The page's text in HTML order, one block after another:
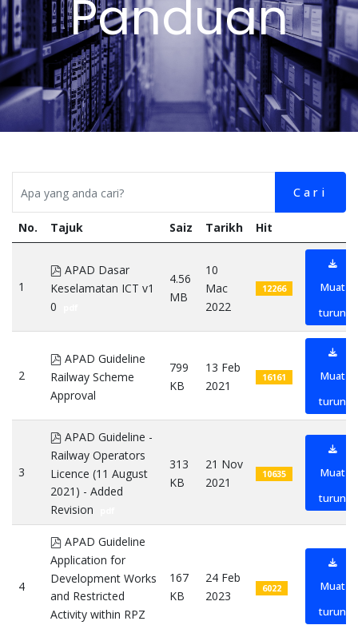
Panduan
Cari
No. Tajuk Saiz Tarikh Hit
1
pdf
APAD Dasar
Keselamatan ICT v1
0
4.56
MB
10
Mac
2022
12266
Muat
turun
2
pdf
APAD Guideline
Railway Scheme
Approval
799
KB
13 Feb
2021
16161
Muat
turun
3
pdf
APAD Guideline -
Railway Operators
Licence (11 August
2021) - Added
Revision
313
KB
21 Nov
2021
10635
Muat
turun
4
pdf
APAD Guideline
Application for
Development Works
and Restricted
Activity within RPZ
167
KB
24 Feb
2023
6022
Muat
turun